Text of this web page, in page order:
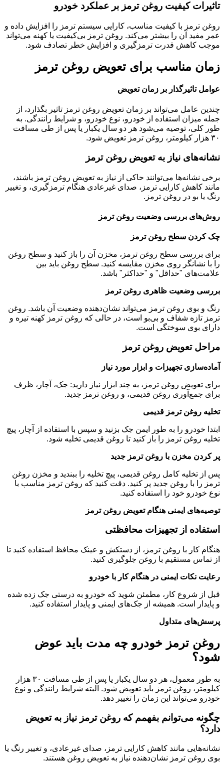
تاثیرات کیفیت روغن ترمز بر عملکرد خودرو
روغن ترمز با کیفیت مناسب، کارایی سیستم ترمز را افزایش داده و
عمر مفید آن را بیشتر می‌کند. روغن ترمز بی‌کیفیت یا کهنه می‌تواند
موجب کاهش قدرت ترمزگیری و افزایش خطر تصادف شود.
زمان مناسب برای تعویض روغن ترمز
عوامل تاثیرگذار بر زمان تعویض
چندین عامل می‌تواند بر زمان تعویض روغن ترمز تاثیر بگذارد، از
جمله میزان استفاده از خودرو، نوع خودرو، و شرایط رانندگی. به
طور کلی، توصیه می‌شود هر دو سال یکبار یا پس از طی مسافت
۳۰ هزار کیلومتر، روغن ترمز تعویض شود
.
نشانه‌های نیاز به تعویض روغن ترمز
برخی نشانه‌ها می‌توانند حاکی از نیاز به تعویض روغن ترمز باشند،
مانند کاهش کارایی ترمز، صدای غیرعادی هنگام ترمزگیری، و تغییر
رنگ یا بو در روغن ترمز .
روش‌های بررسی وضعیت روغن ترمز
چک کردن سطح روغن ترمز
برای بررسی سطح روغن ترمز، مخزن آن را باز کنید و سطح روغن
را با نشانگر روی مخزن مقایسه کنید. سطح روغن باید بین
علامت‌های "حداقل" و "حداکثر" باشد.
بررسی وضعیت ظاهری روغن ترمز
رنگ و بو‌ی روغن ترمز می‌تواند نشان‌دهنده وضعیت آن باشد. روغن
ترمز تازه شفاف و بی‌بو است، در حالی که روغن ترمز کهنه تیره و
دارای بوی سوختگی است.
مراحل تعویض روغن ترمز
آماده‌سازی تجهیزات و ابزار مورد نیاز
برای تعویض روغن ترمز، به چند ابزار نیاز دارید: جک، آچار، ظرف
برای جمع‌آوری روغن قدیمی، و روغن ترمز جدید.
تخلیه روغن ترمز قدیمی
ابتدا خودرو را به طور ایمن جک بزنید و سپس با استفاده از آچار، پیچ
تخلیه روغن ترمز را باز کنید تا روغن قدیمی تخلیه شود.
پر کردن مخزن با روغن ترمز جدید
پس از تخلیه کامل روغن قدیمی، پیچ تخلیه را ببندید و مخزن روغن
ترمز را با روغن جدید پر کنید. دقت کنید که روغن ترمز مناسب با
نوع خودرو خود را استفاده کنید.
توصیه‌های ایمنی هنگام تعویض روغن ترمز
استفاده از تجهیزات محافظتی
هنگام کار با روغن ترمز، از دستکش و عینک محافظ استفاده کنید تا
از تماس مستقیم با روغن جلوگیری کنید.
رعایت نکات ایمنی در هنگام کار با خودرو
قبل از شروع کار، مطمئن شوید که خودرو به درستی جک زده شده
و پایدار است. همیشه از جک‌های ایمنی و پایدار استفاده کنید.
پرسش‌های متداول
روغن ترمز خودرو چه مدت باید عوض
شود؟
به طور معمول، هر دو سال یکبار یا پس از طی مسافت ۳۰ هزار
کیلومتر، روغن ترمز باید تعویض شود. البته شرایط رانندگی و نوع
خودرو می‌تواند این زمان را تغییر دهد.
چگونه می‌توانم بفهمم که روغن ترمز نیاز به تعویض
دارد؟
نشانه‌هایی مانند کاهش کارایی ترمز، صدای غیرعادی، و تغییر رنگ یا
بوی روغن ترمز نشان‌دهنده نیاز به تعویض روغن هستند.